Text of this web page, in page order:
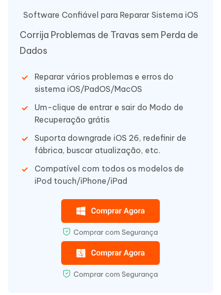
Software Confiável para Reparar Sistema iOS
Corrija Problemas de Travas sem Perda de
Dados
Reparar vários problemas e erros do
sistema iOS/PadOS/MacOS
Um-clique de entrar e sair do Modo de
Recuperação grátis
Suporta downgrade iOS 26, redefinir de
fábrica, buscar atualização, etc.
Compatível com todos os modelos de
iPod touch/iPhone/iPad